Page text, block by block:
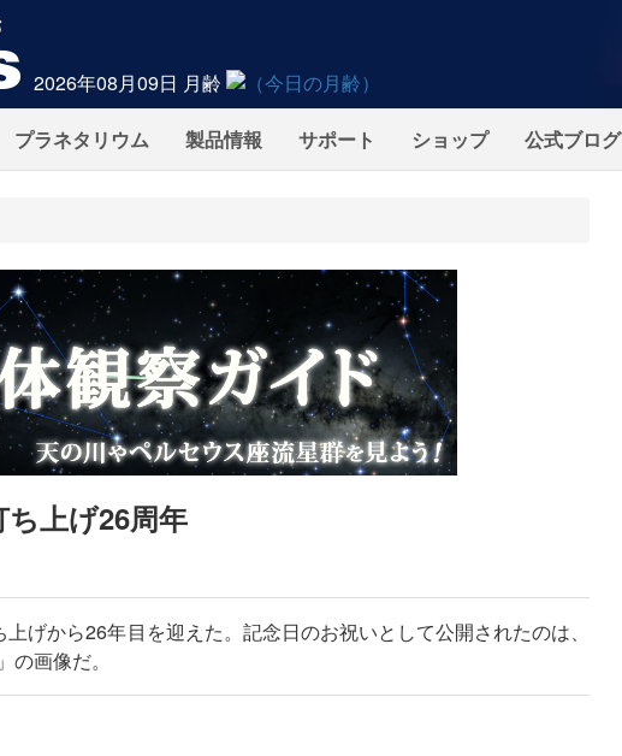
2026年08月09日 月齢
プラネタリウム 製品情報 サポート ショップ 公式ブログ
上げ26周年
げから26年目を迎えた。記念日のお祝いとして公開されたのは、
画像だ。